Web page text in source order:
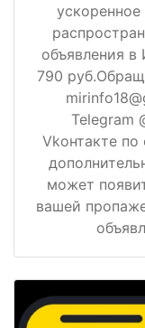
объявления в
790
Telegram
Vkонтакте
может
вашей